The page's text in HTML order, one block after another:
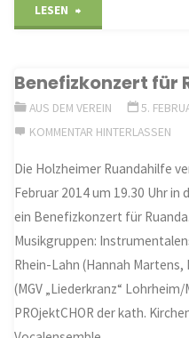
LESEN
für
in
Ruanda"
Benefizkonzert für
AUS DEM VEREIN
5.
KOMMENTAR HINTERLASSEN
Die Holzheimer Ruandahilfe
Februar 2014 um 19.30 Uhr in
ein Benefizkonzert für
Musikgruppen:
Rhein-Lahn (Hannah
(MGV „Liederkranz“
PROjektCHOR der kath.